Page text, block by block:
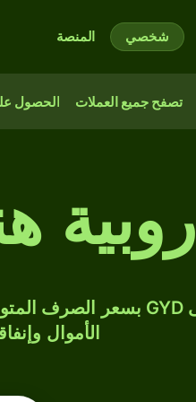
شخصي المنصة
تصفح جميع العملات الحصول
روبية
الأموال